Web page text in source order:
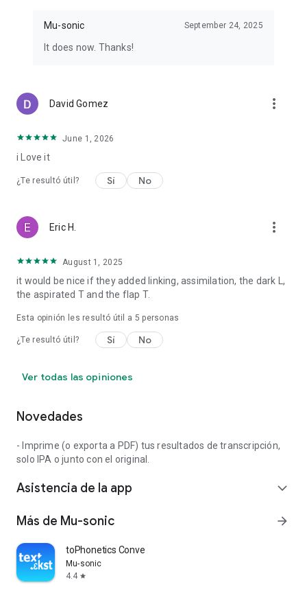
Mu-sonic September 24, 2025
It does now. Thanks!
David Gomez more_vert
June 1, 2026
i Love it
¿Te resultó útil? Sí No
Eric H. more_vert
August 1, 2025
it would be nice if they added linking, assimilation, the dark L,
the aspirated T and the flap T.
Esta opinión les resultó útil a 5 personas
¿Te resultó útil? Sí No
Ver todas las opiniones
Novedades
- Imprime (o exporta a PDF) tus resultados de transcripción,
solo IPA o junto con el original.
Asistencia de la app expand_more
Más de Mu-sonic arrow_forward
toPhonetics Convertidor
Mu-sonic
4.4 star